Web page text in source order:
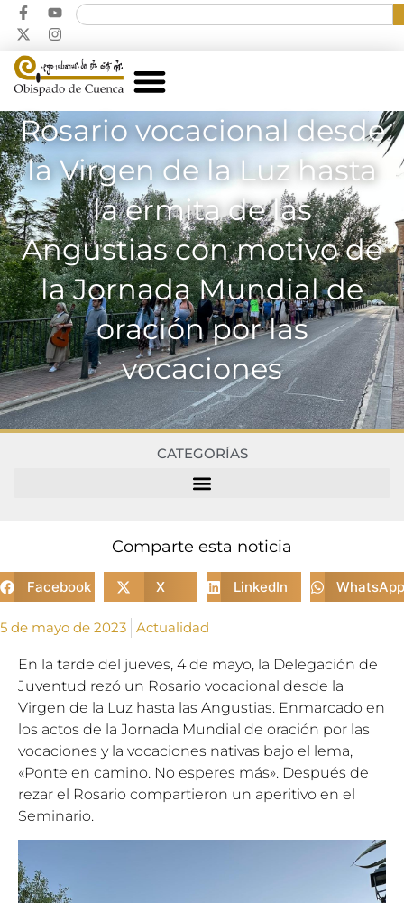
Rosario vocacional desde
la Virgen de la Luz hasta
la ermita de las
Angustias con motivo de
la Jornada Mundial de
oración por las
vocaciones
CATEGORÍAS
Comparte esta noticia
Facebook X LinkedIn WhatsApp
5 de mayo de 2023 Actualidad
En la tarde del jueves, 4 de mayo, la Delegación de
Juventud rezó un Rosario vocacional desde la
Virgen de la Luz hasta las Angustias. Enmarcado en
los actos de la Jornada Mundial de oración por las
vocaciones y la vocaciones nativas bajo el lema,
«Ponte en camino. No esperes más». Después de
rezar el Rosario compartieron un aperitivo en el
Seminario.